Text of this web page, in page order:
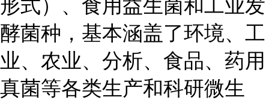
形式）、食用益生菌和工业发
酵菌种，基本涵盖了环境、工
业、农业、分析、食品、药用
真菌等各类生产和科研微生